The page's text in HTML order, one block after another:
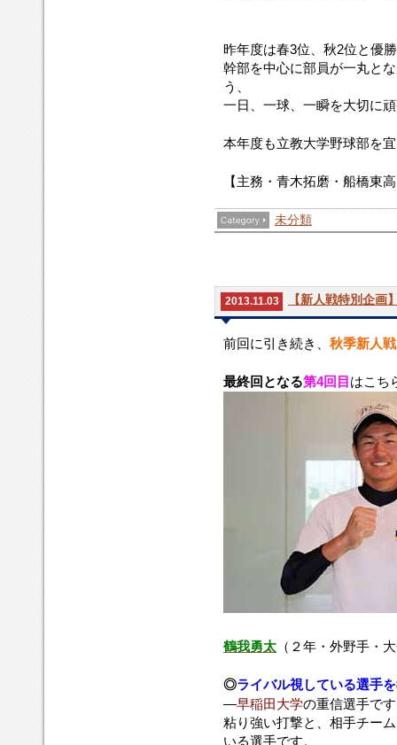
昨年度は春3位、秋2位と優
幹部を中心に部員が一丸と
う、
一日、一球、一瞬を大切に
本年度も立教大学野球部を
【主務・青木拓磨・船橋東
未分類
2013.11.03 【新人戦特別企
前回に引き続き、 秋季新人戦
最終回となる第4回目 はこち
鶴我勇太 （２年・外野手・
◎ライバル視している選手
―早稲田大学の重信選手で
粘り強い打撃と、相手チー
いる選手です。